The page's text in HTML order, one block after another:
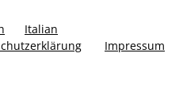
Italian
Impressum